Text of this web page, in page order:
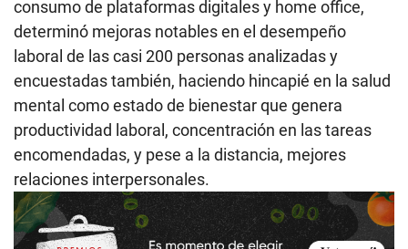
consumo de plataformas digitales y home office,
determinó mejoras notables en el desempeño
laboral de las casi 200 personas analizadas y
encuestadas también, haciendo hincapié en la salud
mental como estado de bienestar que genera
productividad laboral, concentración en las tareas
encomendadas, y pese a la distancia, mejores
relaciones interpersonales.